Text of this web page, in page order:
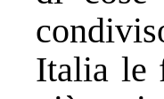
Italia le